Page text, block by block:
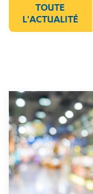
TOUTE
L'ACTUALITÉ